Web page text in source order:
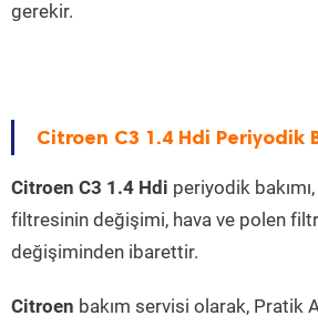
gerekir.
Citroen C3 1.4 Hdi Periyodik
Citroen C3 1.4 Hdi periyodik
filtresinin değişimi, hava ve polen
değişiminden ibarettir.
Citroen bakım servisi olarak, Pratik